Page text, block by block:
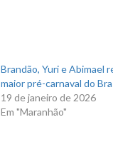
Brandão, Yuri e Abimael
maior pré-carnaval do
19 de janeiro de 2026
Em "Maranhão"